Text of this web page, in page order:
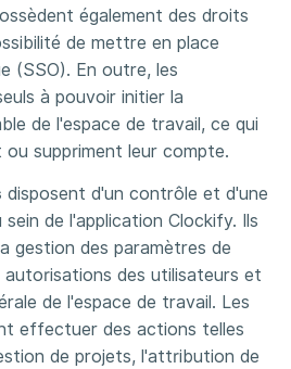
également des droits
de mettre en place
(SSO). En outre, les
à pouvoir initier la
de l'espace de travail, ce qui
suppriment leur compte.
disposent d'un contrôle et d'une
de l'application Clockify. Ils
gestion des paramètres de
autorisations des utilisateurs et
de l'espace de travail. Les
effectuer des actions telles
de projets, l'attribution de